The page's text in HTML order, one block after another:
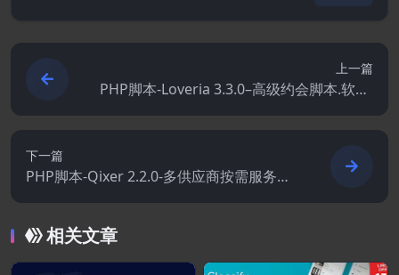
上一篇
PHP脚本-Loveria 3.3.0–高级约会脚本.软件.
管理面板
下一篇
PHP脚本-Qixer 2.2.0-多供应商按需服务市
场和服务查找器
相关文章